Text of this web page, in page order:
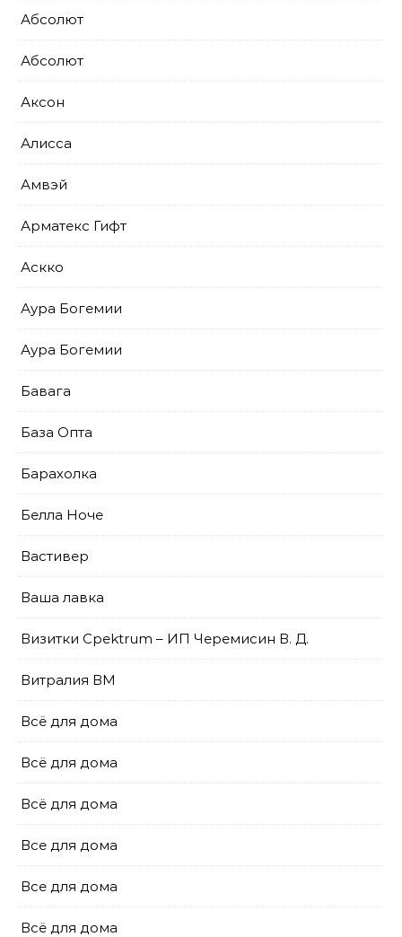
Абсолют
Абсолют
Аксон
Алисса
Амвэй
Арматекс Гифт
Аскко
Аура Богемии
Аура Богемии
Бавага
База Опта
Барахолка
Белла Ноче
Вастивер
Ваша лавка
Визитки Cpektrum – ИП Черемисин В. Д.
Витралия ВМ
Всё для дома
Всё для дома
Всё для дома
Все для дома
Все для дома
Всё для дома